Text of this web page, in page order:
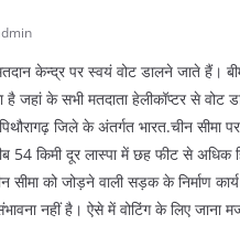
केन्द्र पर स्वयं वोट डालने जाते हैं।
जहां के सभी मतदाता हेलीकॉप्टर से वोट
जिले के अंतर्गत भारत.चीन सीमा
54 किमी दूर लास्पा में छह फीट से
सीमा को जोड़ने वाली सड़क के निर्माण
नहीं है। ऐसे में वोटिंग के लिए जाना